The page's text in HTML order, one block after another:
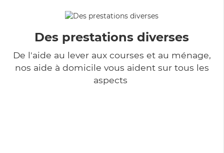
Des prestations diverses
De l'aide au lever aux courses et au ménage,
nos aide à domicile vous aident sur tous les
aspects